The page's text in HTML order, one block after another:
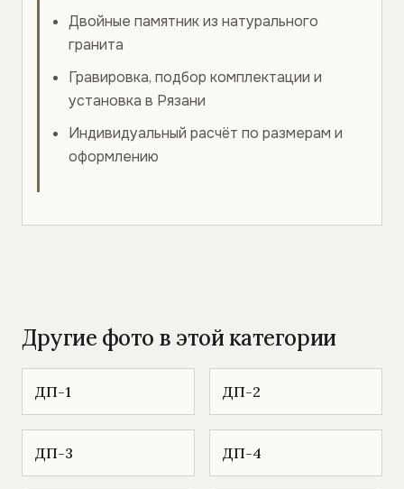
Двойные памятник из натурального
гранита
Гравировка, подбор комплектации и
установка в Рязани
Индивидуальный расчёт по размерам и
оформлению
Другие фото в этой категории
ДП-1 ДП-2
ДП-3 ДП-4